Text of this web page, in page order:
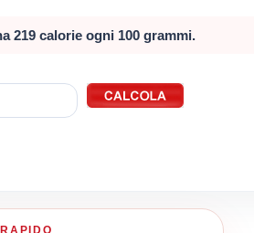
219 calorie ogni 100 grammi.